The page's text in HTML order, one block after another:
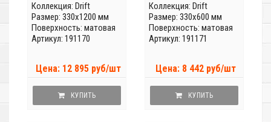
Коллекция: Drift
Размер: 330x1200 мм
Поверхность: матовая
Артикул: 191170
Цена: 12 895 руб/шт
КУПИТЬ
Коллекция: Drift
Размер: 330x600 мм
Поверхность: матовая
Артикул: 191171
Цена: 8 442 руб/шт
КУПИТЬ